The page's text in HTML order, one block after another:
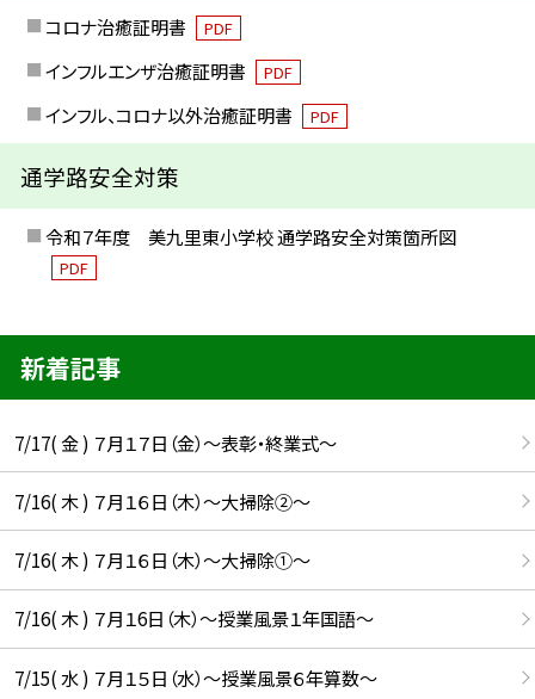
コロナ治癒証明書 PDF
インフルエンザ治癒証明書 PDF
インフル、コロナ以外治癒証明書 PDF
通学路安全対策
令和７年度 美九里東小学校 通学路安全対策箇所図
PDF
新着記事
7/17( 金 ) ７月１７日（金）～表彰・終業式～
7/16( 木 ) ７月１６日（木）～大掃除②～
7/16( 木 ) ７月１６日（木）～大掃除①～
7/16( 木 ) ７月１6日（木）～授業風景１年国語～
7/15( 水 ) ７月１５日（水）～授業風景６年算数～